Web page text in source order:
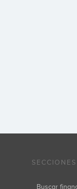
SECCIONES
Buscar